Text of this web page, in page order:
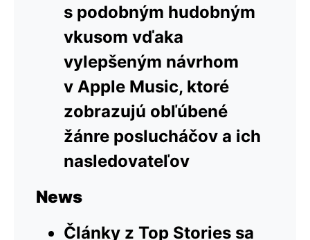
s podobným hudobným
vkusom vďaka
vylepšeným návrhom
v Apple Music, ktoré
zobrazujú obľúbené
žánre poslucháčov a ich
nasledovateľov
News
Články z Top Stories sa